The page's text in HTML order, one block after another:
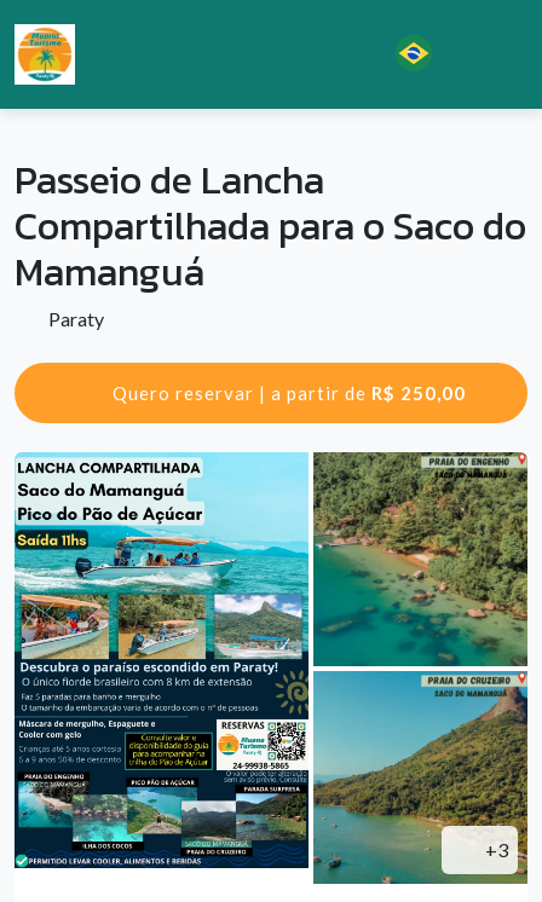
Passeio de Lancha
Compartilhada para o Saco do
Mamanguá
Paraty
Quero reservar | a partir de R$ 250,00
+3